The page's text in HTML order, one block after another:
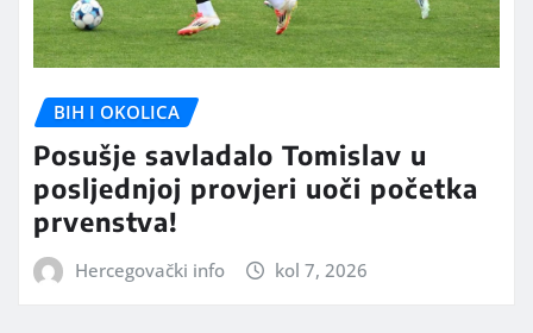
BIH I OKOLICA
Posušje savladalo Tomislav u
posljednjoj provjeri uoči početka
prvenstva!
Hercegovački info kol 7, 2026